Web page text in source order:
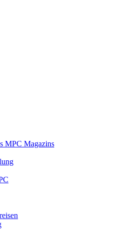
MPC Magazins